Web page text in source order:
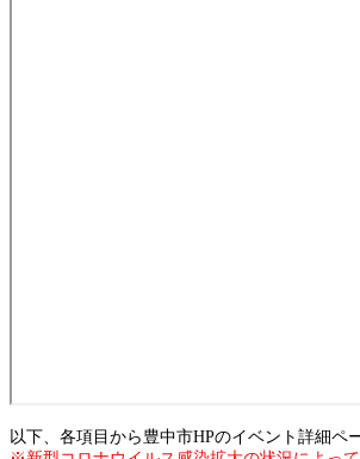
以下、各項目から豊中市HPのイベント詳細ペ